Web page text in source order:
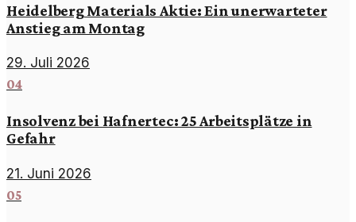
Heidelberg Materials Aktie: Ein unerwarteter
Anstieg am Montag
29. Juli 2026
04
Insolvenz bei Hafnertec: 25 Arbeitsplätze in
Gefahr
21. Juni 2026
05